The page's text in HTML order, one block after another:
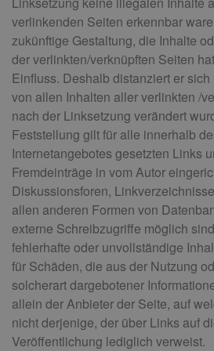
verlinkenden Seiten erkennbar
zukünftige Gestaltung, die Inhalte
der verlinkten/verknüpften Seiten
Einfluss. Deshalb distanziert er
von allen Inhalten aller verlinkten /
nach der Linksetzung verändert
Feststellung gilt für alle innerhalb
Internetangebotes gesetzten Links
Fremdeinträge in vom Autor
Diskussionsforen,
allen anderen Formen von
externe Schreibzugriffe möglich
fehlerhafte oder unvollständige
für Schäden, die aus der Nutzung
solcherart dargebotener
allein der Anbieter der Seite, auf
nicht derjenige, der über Links auf
Veröffentlichung lediglich verweist.